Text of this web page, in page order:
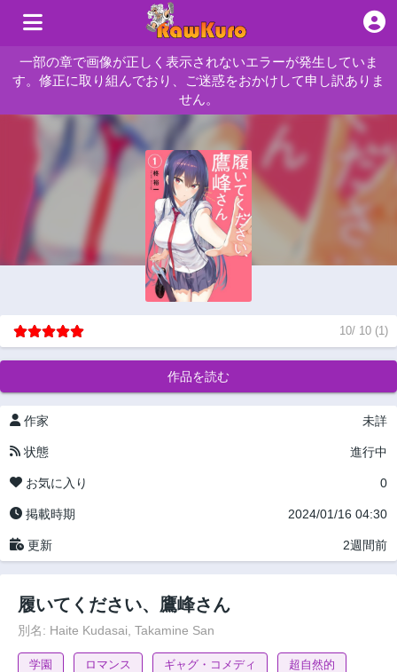
一部の章で画像が正しく表示されないエラーが発生していま
す。修正に取り組んでおり、ご迷惑をおかけして申し訳ありま
せん。
10/ 10 (1)
作品を読む
作家 未詳
状態 進行中
お気に入り 0
掲載時期 2024/01/16 04:30
更新 2週間前
履いてください、鷹峰さん
別名: Haite Kudasai, Takamine San
学園 ロマンス ギャグ・コメディ 超自然的